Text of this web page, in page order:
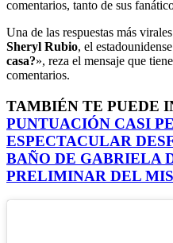
comentarios, tanto de sus
Una de las respuestas más
Sheryl Rubio, el
casa?», reza el mensaje que
comentarios.
TAMBIÉN TE PUEDE
PUNTUACIÓN CASI
ESPECTACULAR
BAÑO DE GABRIELA
PRELIMINAR DEL